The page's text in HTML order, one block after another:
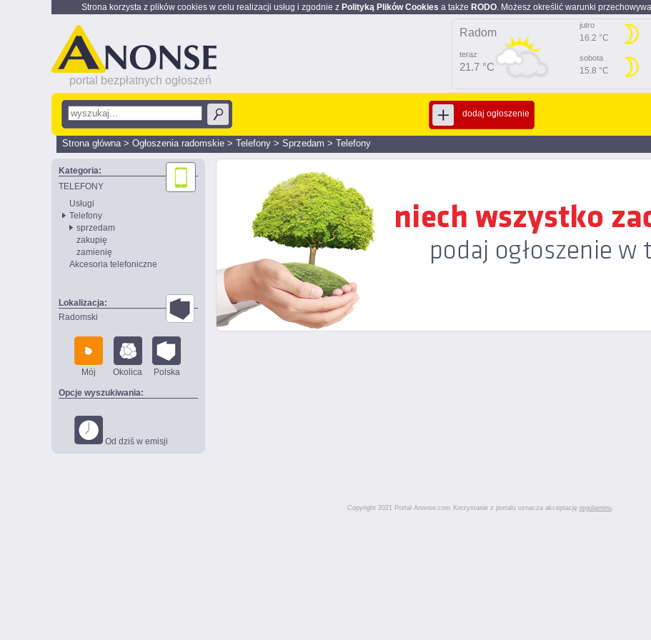
Strona korzysta z plików cookies w celu realizacji usług i zgodnie z Polityką Plików Cookies a także RODO. Możesz określić warunki
portal bezpłatnych ogłoszeń
Radom
teraz
21.7 °C
jutro
16.2 °C
sobota
15.8 °C
dodaj ogłoszenie
Strona główna> Ogłoszenia radomskie > Telefony > Sprzedam > Telefony
Kategoria:
TELEFONY
Usługi
Telefony
sprzedam
zakupię
zamienię
Akcesoria telefoniczne
Lokalizacja:
Radomski
Mój Okolica Polska
Opcje wyszukiwania:
Od dziś w emisji
Copyright 2021 Portal Anonse.com Korzystanie z portalu oznacza akceptację regulaminu.